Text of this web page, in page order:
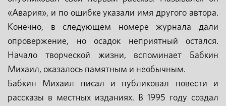
«Авария», и по ошибке указали имя другого автора.
Конечно, в следующем номере журнала дали
опровержение, но осадок неприятный остался.
Начало творческой жизни, вспоминает Бабкин
Михаил, оказалось памятным и необычным.
Бабкин Михаил писал и публиковал повести и
рассказы в местных изданиях. В 1995 году создал